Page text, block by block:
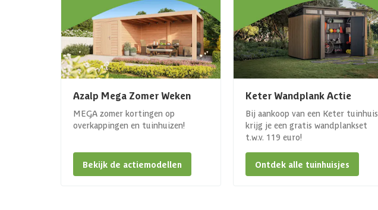
Azalp Mega Zomer Weken
MEGA zomer kortingen op
overkappingen en tuinhuizen!
Bekijk de actiemodellen
Keter Wandplank Actie
Bij aankoop van een Keter tuinhuis
krijg je een gratis wandplankset
t.w.v. 119 euro!
Ontdek alle tuinhuisjes